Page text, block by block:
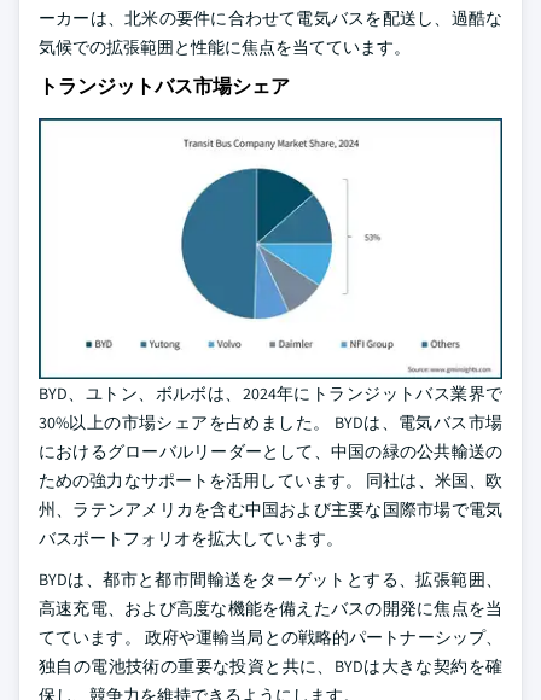
ーカーは、北米の要件に合わせて電気バスを配送し、過酷な
気候での拡張範囲と性能に焦点を当てています。
トランジットバス市場シェア
BYD、ユトン、ボルボは、2024年にトランジットバス業界で
30%以上の市場シェアを占めました。 BYDは、電気バス市場
におけるグローバルリーダーとして、中国の緑の公共輸送の
ための強力なサポートを活用しています。 同社は、米国、欧
州、ラテンアメリカを含む中国および主要な国際市場で電気
バスポートフォリオを拡大しています。
BYDは、都市と都市間輸送をターゲットとする、拡張範囲、
高速充電、および高度な機能を備えたバスの開発に焦点を当
てています。 政府や運輸当局との戦略的パートナーシップ、
独自の電池技術の重要な投資と共に、BYDは大きな契約を確
保し、競争力を維持できるようにします。